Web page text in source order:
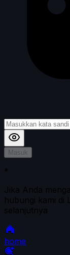
Masuk
*
Jika Anda
hubungi kami di
selanjutnya
home